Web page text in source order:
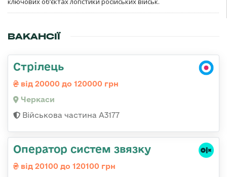
ВАКАНСІЇ
Стрілець
від 20000 до 120000 грн
Черкаси
Військова частина А3177
Оператор систем звязку
від 20100 до 120100 грн